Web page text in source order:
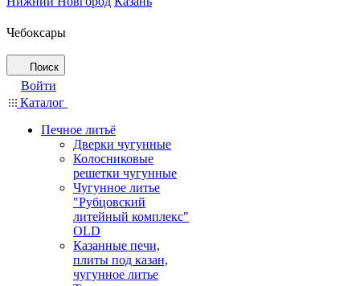
Чебоксары
Поиск
Войти
Каталог
Печное литьё
Дверки чугунные
Колосниковые
решетки чугунные
Чугунное литье
"Рубцовский
литейный комплекс"
OLD
Казанные печи,
плиты под казан,
чугунное литье